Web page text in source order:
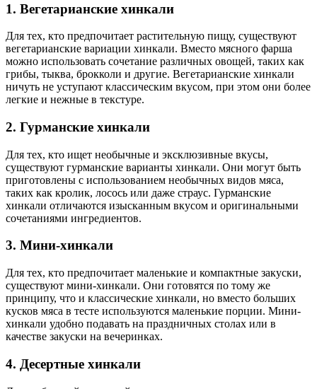
1. Вегетарианские хинкали
Для тех, кто предпочитает растительную пищу, существуют
вегетарианские вариации хинкали. Вместо мясного фарша
можно использовать сочетание различных овощей, таких как
грибы, тыква, брокколи и другие. Вегетарианские хинкали
ничуть не уступают классическим вкусом, при этом они более
легкие и нежные в текстуре.
2. Гурманские хинкали
Для тех, кто ищет необычные и эксклюзивные вкусы,
существуют гурманские варианты хинкали. Они могут быть
приготовлены с использованием необычных видов мяса,
таких как кролик, лосось или даже страус. Гурманские
хинкали отличаются изысканным вкусом и оригинальными
сочетаниями ингредиентов.
3. Мини-хинкали
Для тех, кто предпочитает маленькие и компактные закуски,
существуют мини-хинкали. Они готовятся по тому же
принципу, что и классические хинкали, но вместо больших
кусков мяса в тесте используются маленькие порции. Мини-
хинкали удобно подавать на праздничных столах или в
качестве закуски на вечеринках.
4. Десертные хинкали